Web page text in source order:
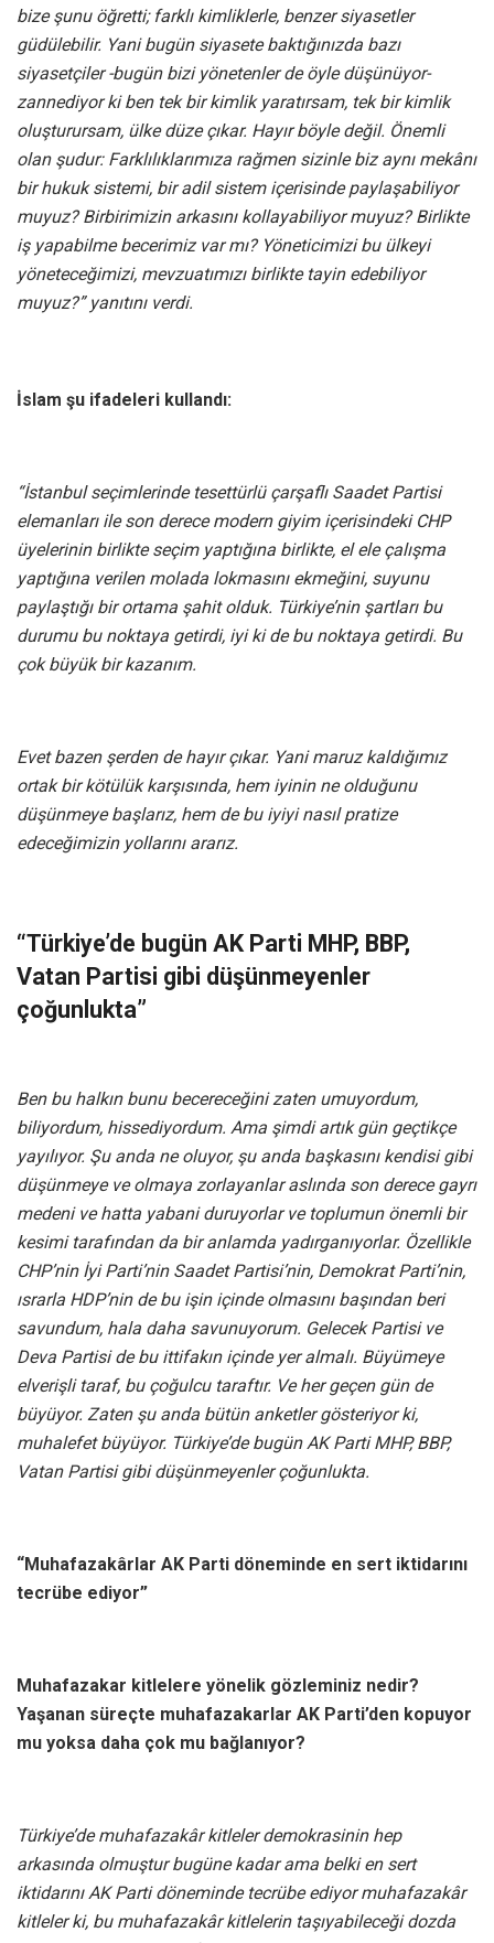
bize şunu öğretti; farklı kimliklerle, benzer siyasetler
güdülebilir. Yani bugün siyasete baktığınızda bazı
siyasetçiler -bugün bizi yönetenler de öyle düşünüyor-
zannediyor ki ben tek bir kimlik yaratırsam, tek bir kimlik
oluşturursam, ülke düze çıkar. Hayır böyle değil. Önemli
olan şudur: Farklılıklarımıza rağmen sizinle biz aynı mekânı
bir hukuk sistemi, bir adil sistem içerisinde paylaşabiliyor
muyuz? Birbirimizin arkasını kollayabiliyor muyuz? Birlikte
iş yapabilme becerimiz var mı? Yöneticimizi bu ülkeyi
yöneteceğimizi, mevzuatımızı birlikte tayin edebiliyor
muyuz?” yanıtını verdi.
İslam şu ifadeleri kullandı:
“İstanbul seçimlerinde tesettürlü çarşaflı Saadet Partisi
elemanları ile son derece modern giyim içerisindeki CHP
üyelerinin birlikte seçim yaptığına birlikte, el ele çalışma
yaptığına verilen molada lokmasını ekmeğini, suyunu
paylaştığı bir ortama şahit olduk. Türkiye’nin şartları bu
durumu bu noktaya getirdi, iyi ki de bu noktaya getirdi. Bu
çok büyük bir kazanım.
Evet bazen şerden de hayır çıkar. Yani maruz kaldığımız
ortak bir kötülük karşısında, hem iyinin ne olduğunu
düşünmeye başlarız, hem de bu iyiyi nasıl pratize
edeceğimizin yollarını ararız.
“Türkiye’de bugün AK Parti MHP, BBP,
Vatan Partisi gibi düşünmeyenler
çoğunlukta”
Ben bu halkın bunu becereceğini zaten umuyordum,
biliyordum, hissediyordum. Ama şimdi artık gün geçtikçe
yayılıyor. Şu anda ne oluyor, şu anda başkasını kendisi gibi
düşünmeye ve olmaya zorlayanlar aslında son derece gayrı
medeni ve hatta yabani duruyorlar ve toplumun önemli bir
kesimi tarafından da bir anlamda yadırganıyorlar. Özellikle
CHP’nin İyi Parti’nin Saadet Partisi’nin, Demokrat Parti’nin,
ısrarla HDP’nin de bu işin içinde olmasını başından beri
savundum, hala daha savunuyorum. Gelecek Partisi ve
Deva Partisi de bu ittifakın içinde yer almalı. Büyümeye
elverişli taraf, bu çoğulcu taraftır. Ve her geçen gün de
büyüyor. Zaten şu anda bütün anketler gösteriyor ki,
muhalefet büyüyor. Türkiye’de bugün AK Parti MHP, BBP,
Vatan Partisi gibi düşünmeyenler çoğunlukta.
“Muhafazakârlar AK Parti döneminde en sert iktidarını
tecrübe ediyor”
Muhafazakar kitlelere yönelik gözleminiz nedir?
Yaşanan süreçte muhafazakarlar AK Parti’den kopuyor
mu yoksa daha çok mu bağlanıyor?
Türkiye’de muhafazakâr kitleler demokrasinin hep
arkasında olmuştur bugüne kadar ama belki en sert
iktidarını AK Parti döneminde tecrübe ediyor muhafazakâr
kitleler ki, bu muhafazakâr kitlelerin taşıyabileceği dozda